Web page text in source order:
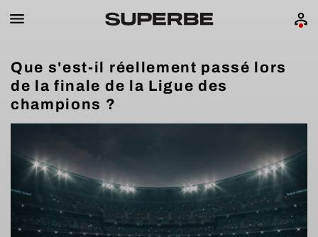
Que s'est-il réellement passé lors
de la finale de la Ligue des
champions ?